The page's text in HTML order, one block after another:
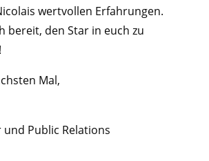
wertvollen Erfahrungen.
bereit, den Star in euch zu
Mal,
Public Relations